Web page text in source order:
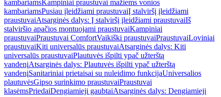
kambariamsKampiniai praustuvai mažiems vonios
kambariamsPusiau įleidžiami praustuvaiĮ stalviršį įleidžiami
praustuvaiAtsarginės dalys: Į stalviršį įleidžiami praustuvaiIš
stalviršio apačios montuojami praustuvaiKampiniai
praustuvaiPraustuvai ComfortVaikiški praustuvaiPraustuvaiLoviniai
praustuvaiKiti universalūs praustuvaiAtsarginės dalys: Kiti
universalūs praustuvaiPlautuvės išpilti ypač užterštą
vandenįAtsarginės dalys: Plautuvės išpilti ypač užterštą
vandenįSanitariniai prietaisai su nuleidimo funkcijaUniversalios
plautuvėsGipso surinkimo praustuvaiPraustuvai
klasėmsPriedaiDengiamieji gaubtaiAtsarginės dalys: Dengiamieji